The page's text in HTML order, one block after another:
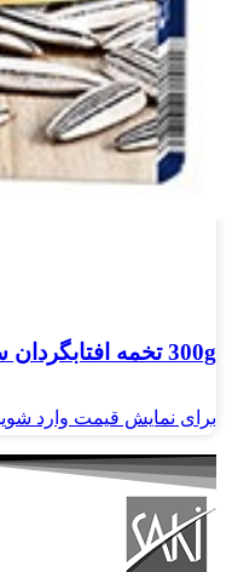
300g تخمه افتابگردان سفید بوداده پرنمک هانیم
برای نمایش قیمت وارد